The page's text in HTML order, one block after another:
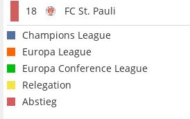
18 FC St. Pauli
Champions League
Europa League
Europa Conference League
Relegation
Abstieg